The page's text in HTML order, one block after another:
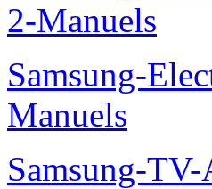
2-Manuels
Samsung-
Manuels
Samsung-